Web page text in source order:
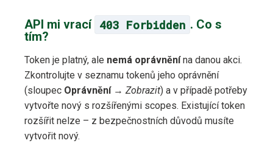
API mi vrací 403 Forbidden . Co s
tím?
Token je platný, ale nemá oprávněnína danou akci.
Zkontrolujte v seznamu tokenů jeho oprávnění
(sloupec Oprávnění→ Zobrazit) a v případě potřeby
vytvořte nový s rozšířenými scopes. Existující token
rozšířit nelze – z bezpečnostních důvodů musíte
vytvořit nový.